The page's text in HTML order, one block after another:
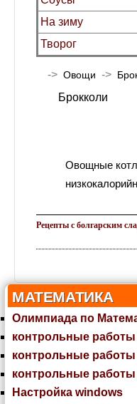
На зиму
Творог
->Овощи ->
Брокколи
Овощные
Рецепты с болгарским
МАТЕМАТИКА
Олимпиада по
контрольные
контрольные
контрольные
Настройка windows